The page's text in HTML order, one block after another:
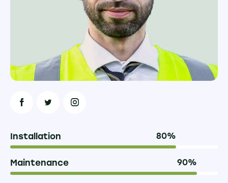
Installation 80%
Maintenance 90%